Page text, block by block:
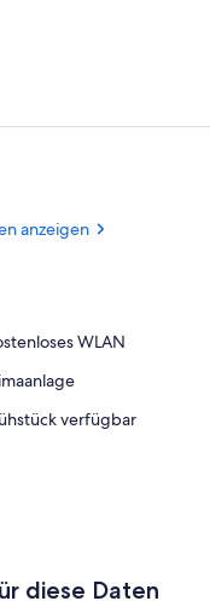
anzeigen
WLAN
verfügbar
diese Daten